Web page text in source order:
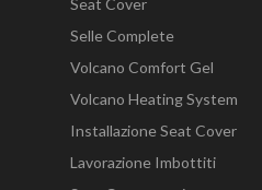
Seat Cover
Selle Complete
Volcano Comfort Gel
Volcano Heating System
Installazione Seat Cover
Lavorazione Imbottiti